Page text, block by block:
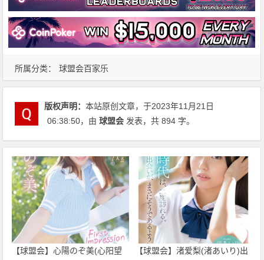
所属分类： 球盟会百家乐
版权声明：本站原创文章，于2023年11月21日
06:38:50，由球盟会 发表，共 894 字。
【球盟会】心陽のぞ美(心阳望
【球盟会】渚爱梨(渚あいり)出